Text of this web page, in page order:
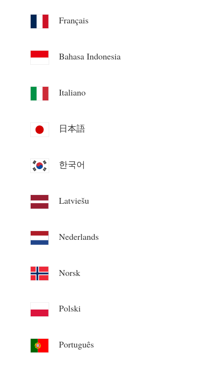
App Store
PV-rangering
Français
Bahasa Indonesia
Italiano
日本語
한국어
Latviešu
Nederlands
Norsk
Polski
Português